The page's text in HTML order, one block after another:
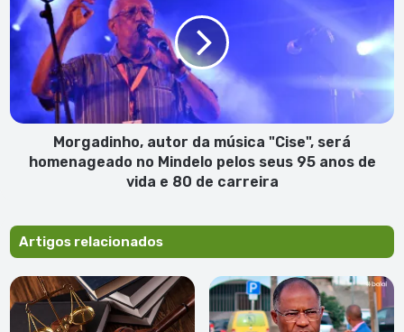
da
música
homenageado
Mindelo
seus
vida
e
de
carreira
Morgadinho, autor da música "Cise", será
homenageado no Mindelo pelos seus 95 anos de
vida e 80 de carreira
Artigos relacionados